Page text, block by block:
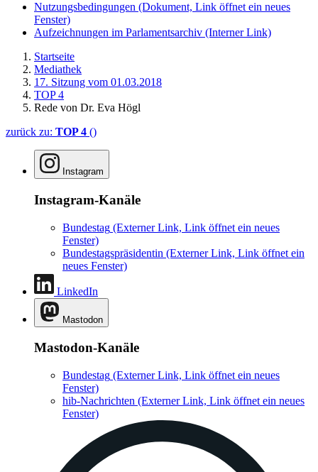
Nutzungsbedingungen (Dokument, Link öffnet ein neues
Fenster)
Aufzeichnungen im Parlamentsarchiv (Interner Link)
Startseite
Mediathek
17. Sitzung vom 01.03.2018
TOP 4
Rede von Dr. Eva Högl
zurück zu: TOP 4 ()
Instagram
Instagram-Kanäle
Bundestag (Externer Link, Link öffnet ein neues
Fenster)
Bundestagspräsidentin (Externer Link, Link öffnet ein
neues Fenster)
LinkedIn
Mastodon
Mastodon-Kanäle
Bundestag (Externer Link, Link öffnet ein neues
Fenster)
hib-Nachrichten (Externer Link, Link öffnet ein neues
Fenster)